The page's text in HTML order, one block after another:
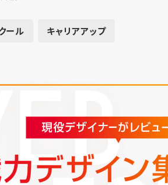
ール キャリアアップ